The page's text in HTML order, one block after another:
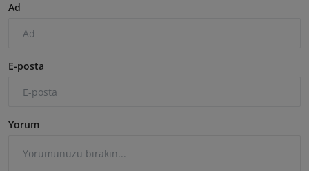
Ad
E-posta
Yorum